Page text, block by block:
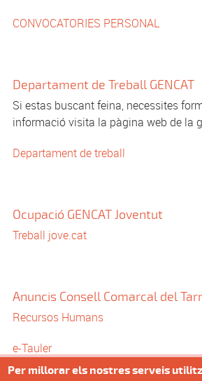
CONVOCATORIES PERSONAL
Departament de Treball GENCAT
Si estas buscant feina, necessites
informació visita la pàgina web de la
Departament de treball
Ocupació GENCAT Joventut
Treball jove.cat
Anuncis Consell Comarcal del
Recursos Humans
e-Tauler
Per millorar els nostres serveis